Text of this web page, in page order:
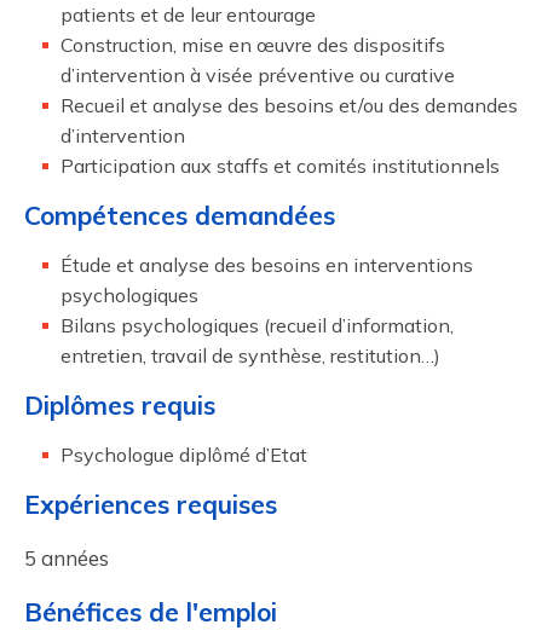
patients et de leur entourage
Construction, mise en œuvre des dispositifs
d’intervention à visée préventive ou curative
Recueil et analyse des besoins et/ou des demandes
d’intervention
Participation aux staffs et comités institutionnels
Compétences demandées
Étude et analyse des besoins en interventions
psychologiques
Bilans psychologiques (recueil d’information,
entretien, travail de synthèse, restitution…)
Diplômes requis
Psychologue diplômé d’Etat
Expériences requises
5 années
Bénéfices de l'emploi